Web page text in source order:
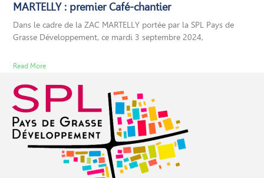
MARTELLY : premier Café-chantier
Dans le cadre de la ZAC MARTELLY portée par la SPL Pays de
Grasse Développement, ce mardi 3 septembre 2024,
Read More